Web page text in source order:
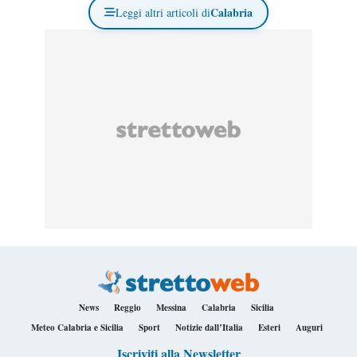
Leggi altri articoli diCalabria
News Reggio Messina Calabria
Sicilia
Meteo Calabria e Sicilia
Sport Notizie dall’Italia Esteri Auguri